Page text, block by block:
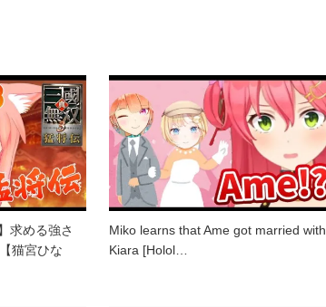
求める強さ
猫宮ひな
Miko learns that Ame got married with
Kiara [Holol…